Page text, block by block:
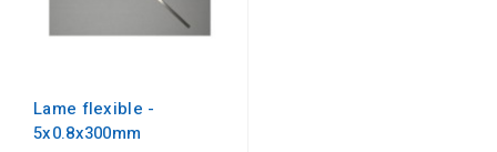
Lame flexible -
5x0.8x300mm